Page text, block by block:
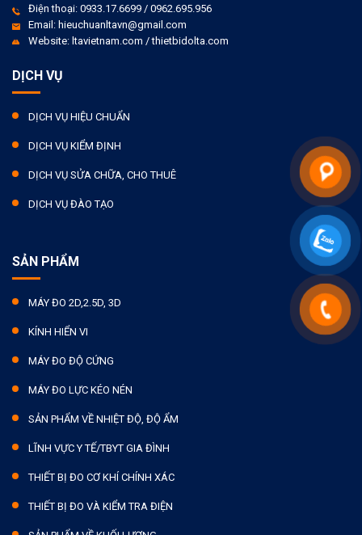
Điện thoại: 0933.17.6699 / 0962.695.956
Email: hieuchuanltavn@gmail.com
Website: ltavietnam.com / thietbidolta.com
DỊCH VỤ
DỊCH VỤ HIỆU CHUẨN
DỊCH VỤ KIỂM ĐỊNH
DỊCH VỤ SỬA CHỮA, CHO THUÊ
DỊCH VỤ ĐÀO TẠO
SẢN PHẨM
MÁY ĐO 2D,2.5D, 3D
KÍNH HIỂN VI
MÁY ĐO ĐỘ CỨNG
MÁY ĐO LỰC KÉO NÉN
SẢN PHẨM VỀ NHIỆT ĐỘ, ĐỘ ẨM
LĨNH VỰC Y TẾ/TBYT GIA ĐÌNH
THIẾT BỊ ĐO CƠ KHÍ CHÍNH XÁC
THIẾT BỊ ĐO VÀ KIỂM TRA ĐIỆN